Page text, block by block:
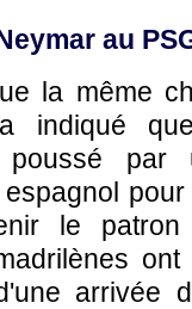
au
la même
indiqué
poussé
le patron
arrivée